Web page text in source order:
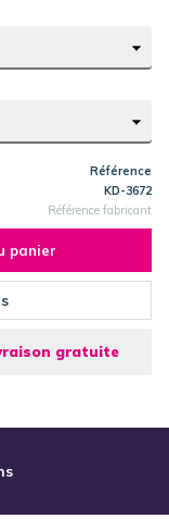
Référence
KD-3672
Référence fabricant
panier
gratuite